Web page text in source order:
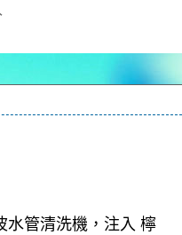
水管清洗機，注入 檸